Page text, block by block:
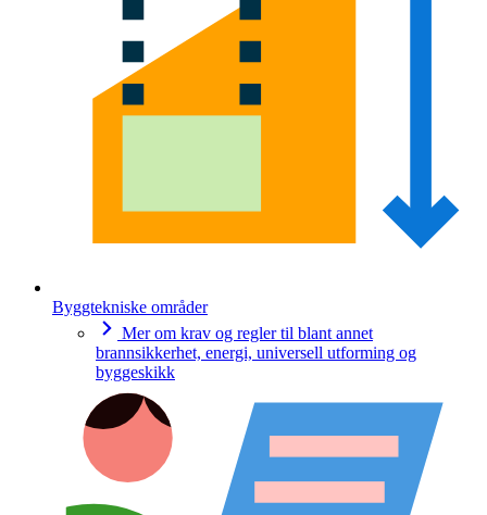
Byggtekniske områder
Mer om krav og regler til blant annet
brannsikkerhet, energi, universell utforming og
byggeskikk